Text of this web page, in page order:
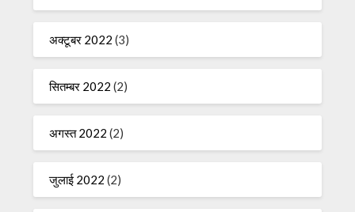
अक्टूबर 2022 (3)
सितम्बर 2022 (2)
अगस्त 2022 (2)
जुलाई 2022 (2)